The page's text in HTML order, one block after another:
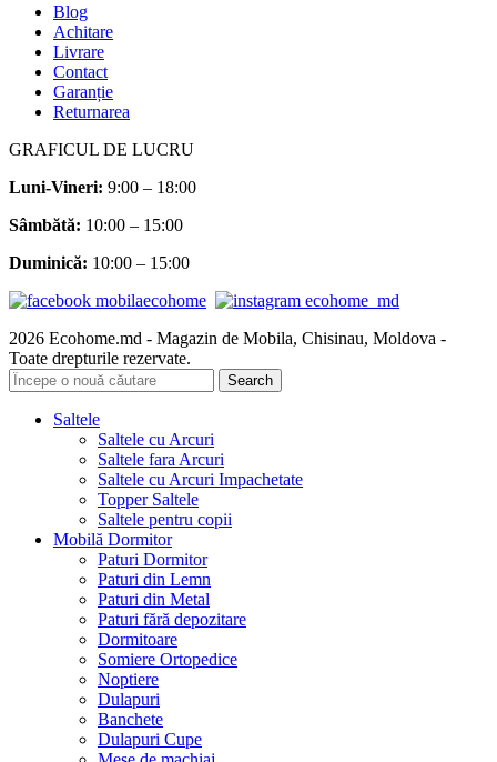
Blog
Achitare
Livrare
Contact
Garanție
Returnarea
GRAFICUL DE LUCRU
Luni-Vineri: 9:00 – 18:00
Sâmbătă: 10:00 – 15:00
Duminică: 10:00 – 15:00
2026 Ecohome.md - Magazin de Mobila, Chisinau, Moldova -
Toate drepturile rezervate.
Search
Saltele
Saltele cu Arcuri
Saltele fara Arcuri
Saltele cu Arcuri Impachetate
Topper Saltele
Saltele pentru copii
Mobilă Dormitor
Paturi Dormitor
Paturi din Lemn
Paturi din Metal
Paturi fără depozitare
Dormitoare
Somiere Ortopedice
Noptiere
Dulapuri
Banchete
Dulapuri Cupe